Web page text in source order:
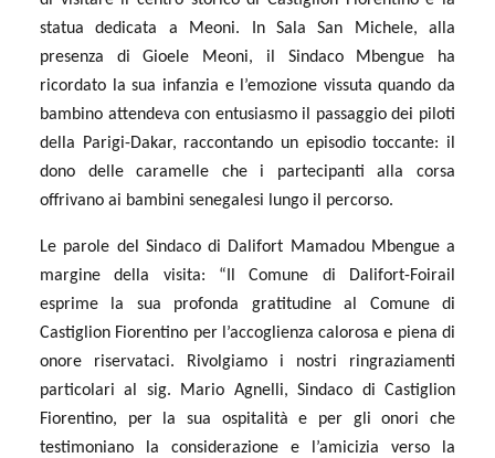
statua dedicata a Meoni. In Sala San Michele, alla
presenza di Gioele Meoni, il Sindaco Mbengue ha
ricordato la sua infanzia e l’emozione vissuta quando da
bambino attendeva con entusiasmo il passaggio dei piloti
della Parigi-Dakar, raccontando un episodio toccante: il
dono delle caramelle che i partecipanti alla corsa
offrivano ai bambini senegalesi lungo il percorso.
Le parole del Sindaco di Dalifort Mamadou Mbengue a
margine della visita: “Il Comune di Dalifort-Foirail
esprime la sua profonda gratitudine al Comune di
Castiglion Fiorentino per l’accoglienza calorosa e piena di
onore riservataci. Rivolgiamo i nostri ringraziamenti
particolari al sig. Mario Agnelli, Sindaco di Castiglion
Fiorentino, per la sua ospitalità e per gli onori che
testimoniano la considerazione e l’amicizia verso la